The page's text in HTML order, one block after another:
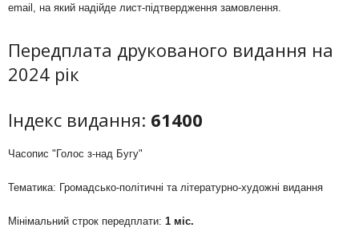
email, на який надійде лист-підтвердження замовлення.
Передплата друкованого видання на
2024 рік
Індекс видання: 61400
Часопис "Голос з-над Бугу"
Тематика: Громадсько-політичні та літературно-художні видання
Мінімальний строк передплати: 1 міс.